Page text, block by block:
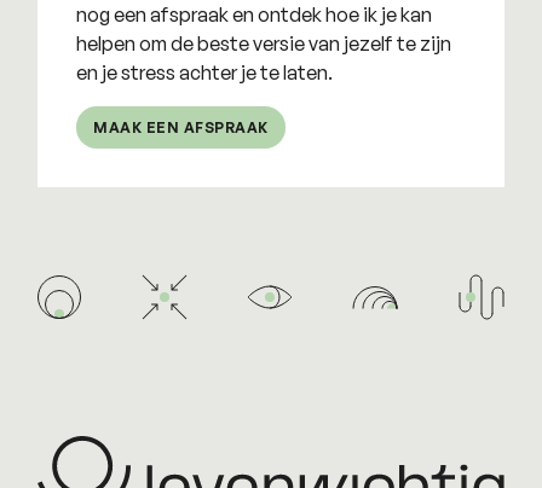
nog een afspraak en ontdek hoe ik je kan
helpen om de beste versie van jezelf te zijn
en je stress achter je te laten.
MAAK EEN AFSPRAAK